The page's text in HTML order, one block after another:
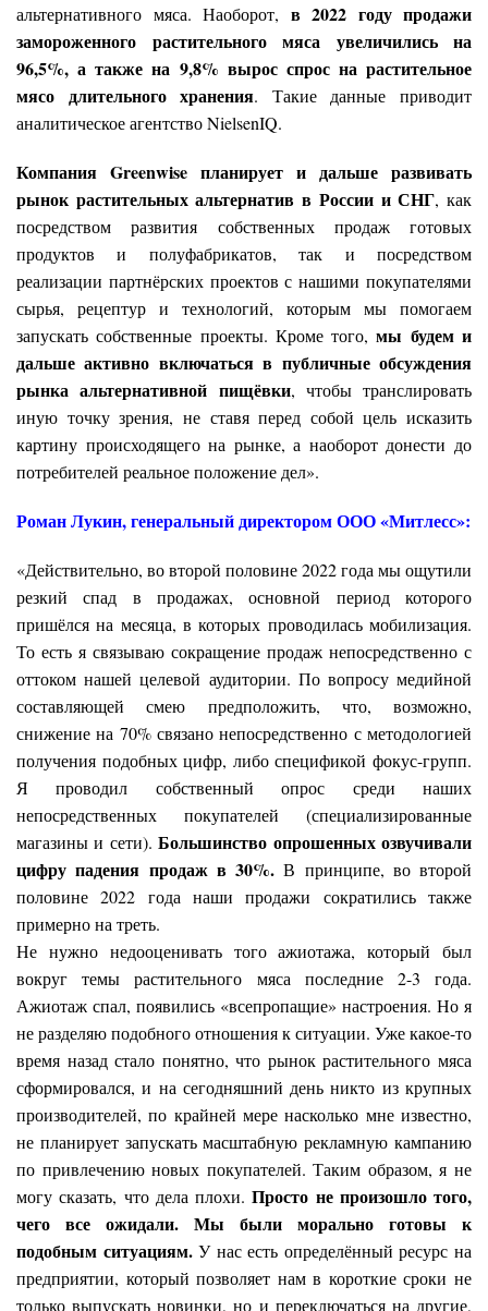
альтернативного мяса. Наоборот, в 2022 году продажи
замороженного растительного мяса увеличились на
96,5%, а также на 9,8% вырос спрос на растительное
мясо длительного хранения. Такие данные приводит
аналитическое агентство NielsenIQ.
Компания Greenwise планирует и дальше развивать
рынок растительных альтернатив в России и СНГ, как
посредством развития собственных продаж готовых
продуктов и полуфабрикатов, так и посредством
реализации партнёрских проектов с нашими покупателями
сырья, рецептур и технологий, которым мы помогаем
запускать собственные проекты. Кроме того,мы будем и
дальше активно включаться в публичные обсуждения
рынка альтернативной пищёвки, чтобы транслировать
иную точку зрения, не ставя перед собой цель исказить
картину происходящего на рынке, а наоборот донести до
потребителей реальное положение дел».
Роман Лукин, генеральный директором ООО «Митлесс»:
«Действительно, во второй половине 2022 года мы ощутили
резкий спад в продажах, основной период которого
пришёлся на месяца, в которых проводилась мобилизация.
То есть я связываю сокращение продаж непосредственно с
оттоком нашей целевой аудитории. По вопросу медийной
составляющей смею предположить, что, возможно,
снижение на 70% связано непосредственно с методологией
получения подобных цифр, либо спецификой фокус-групп.
Я проводил собственный опрос среди наших
непосредственных покупателей (специализированные
магазины и сети).Большинство опрошенных озвучивали
цифру падения продаж в 30%.В принципе, во второй
половине 2022 года наши продажи сократились также
примерно на треть.
Не нужно недооценивать того ажиотажа, который был
вокруг темы растительного мяса последние 2-3 года.
Ажиотаж спал, появились «всепропащие» настроения. Но я
не разделяю подобного отношения к ситуации. Уже какое-то
время назад стало понятно, что рынок растительного мяса
сформировался, и на сегодняшний день никто из крупных
производителей, по крайней мере насколько мне известно,
не планирует запускать масштабную рекламную кампанию
по привлечению новых покупателей. Таким образом, я не
могу сказать, что дела плохи.Просто не произошло того,
чего все ожидали. Мы были морально готовы к
подобным ситуациям.У нас есть определённый ресурс на
предприятии, который позволяет нам в короткие сроки не
только выпускать новинки, но и переключаться на другие,